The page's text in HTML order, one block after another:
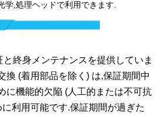
学,処理ヘッドで利用できます.
終身メンテナンスを提供していま
換 (着用部品を除く) は,保証期間中
に機能的欠陥 (人工的または不可抗
利用可能です.保証期間が過ぎた